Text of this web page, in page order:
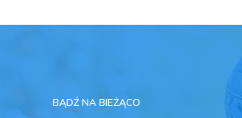
BĄDŹ NA BIEŻĄCO